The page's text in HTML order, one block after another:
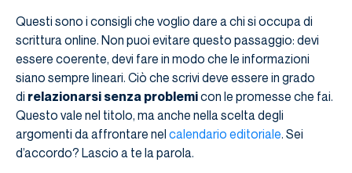
Questi sono i consigli che voglio dare a chi si occupa di
scrittura online. Non puoi evitare questo passaggio: devi
essere coerente, devi fare in modo che le informazioni
siano sempre lineari. Ciò che scrivi deve essere in grado
di relazionarsi senza problemicon le promesse che fai.
Questo vale nel titolo, ma anche nella scelta degli
argomenti da affrontare nel calendario editoriale. Sei
d’accordo? Lascio a te la parola.